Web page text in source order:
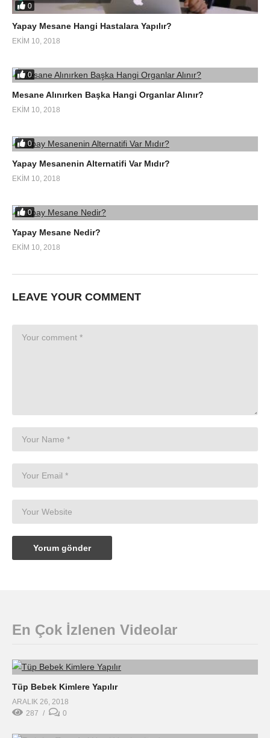
0
Yapay Mesane Hangi Hastalara Yapılır?
EKIM 10, 2018
0
Mesane Alınırken Başka Hangi Organlar Alınır?
EKIM 10, 2018
0
Yapay Mesanenin Alternatifi Var Mıdır?
EKIM 10, 2018
0
Yapay Mesane Nedir?
EKIM 10, 2018
LEAVE YOUR COMMENT
En Çok İzlenen Videolar
Tüp Bebek Kimlere Yapılır
ARALIK 26, 2018
287
0